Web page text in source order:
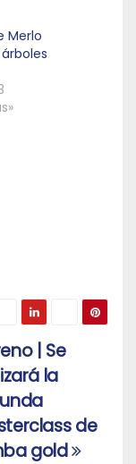
Merlo
| Se
la
de
gold